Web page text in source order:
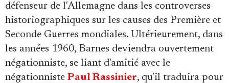
défenseur de l'Allemagne dans les controverses
historiographiques sur les causes des Première et
Seconde Guerres mondiales. Ultérieurement, dans
les années 1960, Barnes deviendra ouvertement
négationniste, se liant d'amitié avec le
négationniste Paul Rassinier, qu'il traduira pour